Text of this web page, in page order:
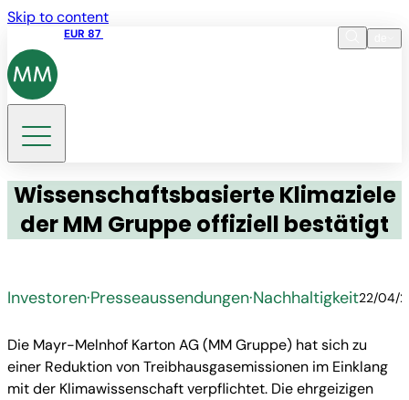
Skip to content
EUR 87
Wissenschaftsbasierte Klimaziele
der MM Gruppe offiziell bestätigt
Investoren·Presseaussendungen·Nachhaltigkeit22/04/
Die Mayr-Melnhof Karton AG (MM Gruppe) hat sich zu
einer Reduktion von Treibhausgasemissionen im Einklang
mit der Klimawissenschaft verpflichtet. Die ehrgeizigen